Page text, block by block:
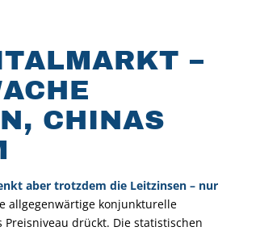
–
CHINAS
aber trotzdem die Leitzinsen – nur
allgegenwärtige konjunkturelle
drückt. Die statistischen